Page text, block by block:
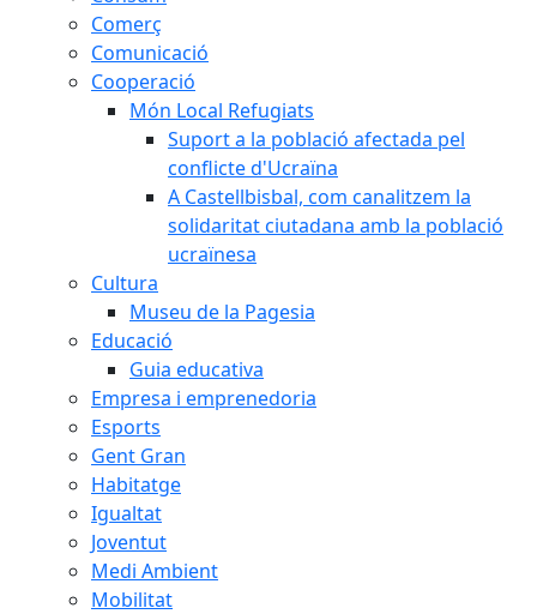
Comerç
Comunicació
Cooperació
Món Local Refugiats
Suport a la població afectada pel
conflicte d'Ucraïna
A Castellbisbal, com canalitzem la
solidaritat ciutadana amb la població
ucraïnesa
Cultura
Museu de la Pagesia
Educació
Guia educativa
Empresa i emprenedoria
Esports
Gent Gran
Habitatge
Igualtat
Joventut
Medi Ambient
Mobilitat